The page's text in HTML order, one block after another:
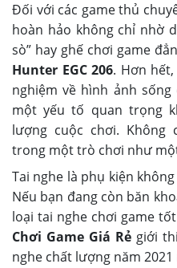
Đối với các game thủ
hoàn hảo không chỉ nhờ
sò” hay ghế chơi game
Hunter EGC 206. Hơn
nghiệm về hình ảnh
một yếu tố quan trọng
lượng cuộc chơi. Không
trong một trò chơi như
Tai nghe là phụ kiện
Nếu bạn đang còn băn
loại tai nghe chơi game
Chơi Game Giá Rẻ giới
nghe chất lượng năm 2021